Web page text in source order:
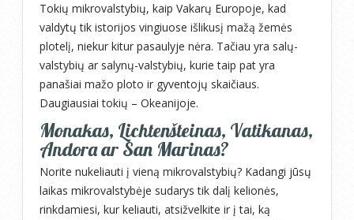
Tokių mikrovalstybių, kaip Vakarų Europoje, kad
valdytų tik istorijos vingiuose išlikusį mažą žemės
plotelį, niekur kitur pasaulyje nėra. Tačiau yra salų-
valstybių ar salynų-valstybių, kurie taip pat yra
panašiai mažo ploto ir gyventojų skaičiaus.
Daugiausiai tokių – Okeanijoje.
Monakas, Lichtenšteinas, Vatikanas,
Andora ar San Marinas?
Norite nukeliauti į vieną mikrovalstybių? Kadangi jūsų
laikas mikrovalstybėje sudarys tik dalį kelionės,
rinkdamiesi, kur keliauti, atsižvelkite ir į tai, ką